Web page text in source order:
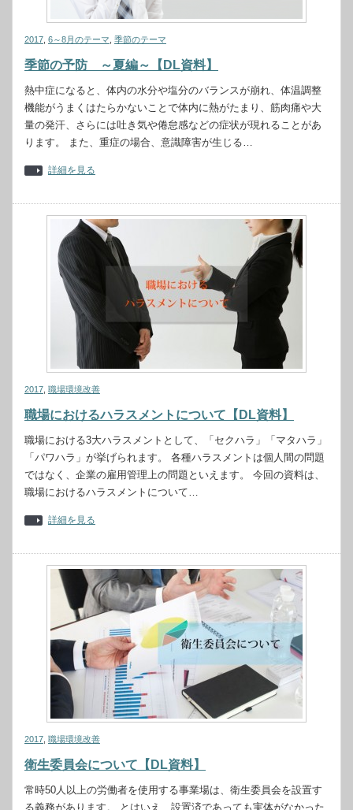
2017 6～8月のテーマ 季節のテーマ
季節の予防 ～夏編～【DL資料】
熱中症になると、体内の水分や塩分のバランスが崩れ、体温調整
機能がうまくはたらかないことで体内に熱がたまり、筋肉痛や大
量の発汗、さらには吐き気や倦怠感などの症状が現れることがあ
ります。 また、重症の場合、意識障害が生じる…
詳細を見る
2017 職場環境改善
職場におけるハラスメントについて【DL資料】
職場における3大ハラスメントとして、「セクハラ」「マタハラ」
「パワハラ」が挙げられます。 各種ハラスメントは個人間の問題
ではなく、企業の雇用管理上の問題といえます。 今回の資料は、
職場におけるハラスメントについて…
詳細を見る
2017 職場環境改善
衛生委員会について【DL資料】
常時50人以上の労働者を使用する事業場は、衛生委員会を設置す
る義務があります。 とはいえ、設置済であっても実体がなかった